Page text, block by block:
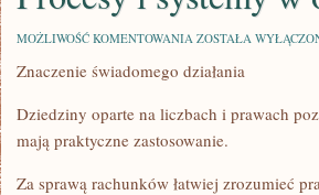
MOŻLIWOŚĆ KOMENTOWANIA PROCESY
SYSTEMY
ŚWIECIE
ZOSTAŁA
Znaczenie świadomego działania
Dziedziny oparte na liczbach i prawach
mają praktyczne zastosowanie.
Za sprawą rachunków łatwiej zrozumieć